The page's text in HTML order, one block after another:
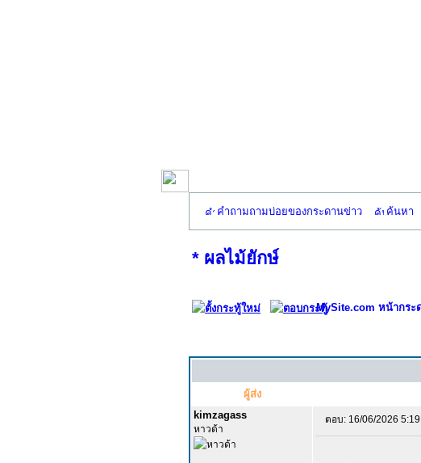
คำถามถามบ่อยของกระดานข่าว ค้นหา
* ผลไม้ยักษ์
MySite.com หน้ากระ
ผู้ส่ง
kimzagass
หาวด้า
ตอบ: 16/06/2026